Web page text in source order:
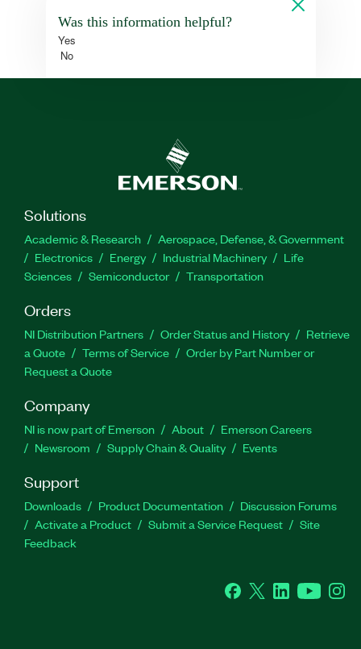
Was this information helpful?
Yes
No
Solutions
Academic & Research
Aerospace, Defense, & Government
Electronics
Energy Industrial Machinery
Life
Sciences
Semiconductor Transportation
Orders
NI Distribution Partners Order Status and History
Retrieve
a Quote
Terms of Service
Order by Part Number or
Request a Quote
Company
NI is now part of Emerson About
Emerson Careers
Newsroom
Supply Chain & Quality Events
Support
Downloads Product Documentation
Discussion Forums
Activate a Product
Submit a Service Request
Site
Feedback
Facebook
Twitter LinkedInYouTube